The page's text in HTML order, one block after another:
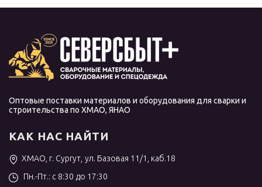
Оптовые поставки материалов и оборудования для сварки и
строительства по ХМАО, ЯНАО
КАК НАС НАЙТИ
ХМАО, г. Сургут, ул. Базовая 11/1, каб.18
Пн.-Пт.: с 8:30 до 17:30